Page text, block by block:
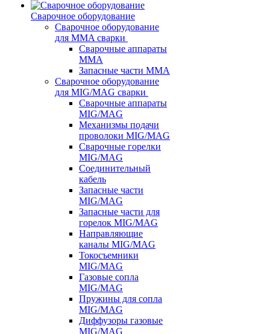
Сварочное оборудование
Сварочное оборудование
для MMA сварки
Сварочные аппараты
MMA
Запасные части MMA
Сварочное оборудование
для MIG/MAG сварки
Сварочные аппараты
MIG/MAG
Механизмы подачи
проволоки MIG/MAG
Сварочные горелки
MIG/MAG
Соединительный
кабель
Запасные части
MIG/MAG
Запасные части для
горелок MIG/MAG
Направляющие
каналы MIG/MAG
Токосъемники
MIG/MAG
Газовые сопла
MIG/MAG
Пружины для сопла
MIG/MAG
Диффузоры газовые
MIG/MAG